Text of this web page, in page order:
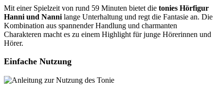
Mit einer Spielzeit von rund 59 Minuten bietet die tonies Hörfigur
Hanni und Nanni lange Unterhaltung und regt die Fantasie an. Die
Kombination aus spannender Handlung und charmanten
Charakteren macht es zu einem Highlight für junge Hörerinnen und
Hörer.
Einfache Nutzung